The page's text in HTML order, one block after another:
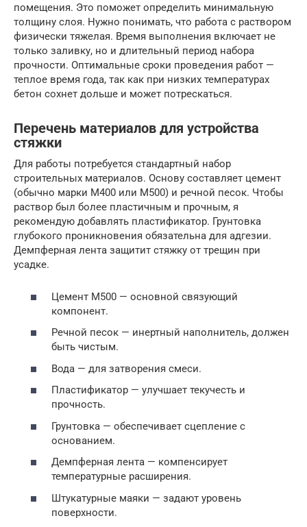
помещения. Это поможет определить минимальную
толщину слоя. Нужно понимать, что работа с раствором
физически тяжелая. Время выполнения включает не
только заливку, но и длительный период набора
прочности. Оптимальные сроки проведения работ —
теплое время года, так как при низких температурах
бетон сохнет дольше и может потрескаться.
Перечень материалов для устройства
стяжки
Для работы потребуется стандартный набор
строительных материалов. Основу составляет цемент
(обычно марки М400 или М500) и речной песок. Чтобы
раствор был более пластичным и прочным, я
рекомендую добавлять пластификатор. Грунтовка
глубокого проникновения обязательна для адгезии.
Демпферная лента защитит стяжку от трещин при
усадке.
Цемент М500 — основной связующий
компонент.
Речной песок — инертный наполнитель, должен
быть чистым.
Вода — для затворения смеси.
Пластификатор — улучшает текучесть и
прочность.
Грунтовка — обеспечивает сцепление с
основанием.
Демпферная лента — компенсирует
температурные расширения.
Штукатурные маяки — задают уровень
поверхности.